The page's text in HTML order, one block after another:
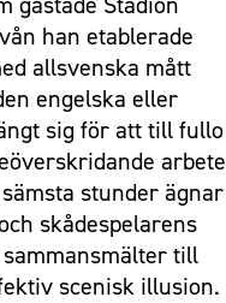
han etablerade
allsvenska mått
engelska eller
sig för att till fullo
arbete
stunder ägnar
skådespelarens
till
scenisk illusion.